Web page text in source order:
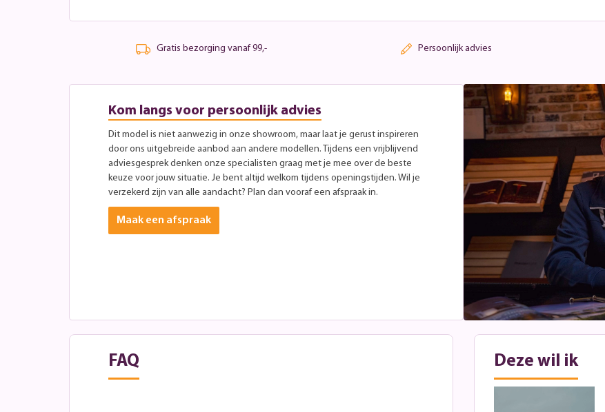
Gratis bezorging vanaf 99,- Persoonlijk advies
Kom langs voor persoonlijk advies
Dit model is niet aanwezig in onze showroom, maar laat je gerust inspireren
door ons uitgebreide aanbod aan andere modellen. Tijdens een vrijblijvend
adviesgesprek denken onze specialisten graag met je mee over de beste
keuze voor jouw situatie. Je bent altijd welkom tijdens openingstijden. Wil je
verzekerd zijn van alle aandacht? Plan dan vooraf een afspraak in.
Maak een afspraak
FAQ Deze wil ik